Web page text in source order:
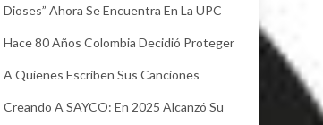
Dioses” Ahora Se Encuentra En La UPC
Hace 80 Años Colombia Decidió Proteger
A Quienes Escriben Sus Canciones
Creando A SAYCO: En 2025 Alcanzó Su